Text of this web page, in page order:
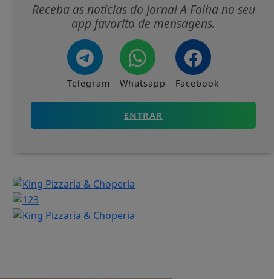
Receba as notícias do Jornal A Folha no seu
app favorito de mensagens.
Telegram Whatsapp Facebook
ENTRAR